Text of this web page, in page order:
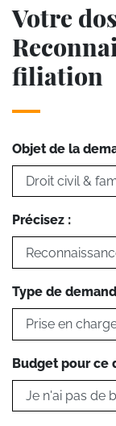
Votre
filiation
Objet de la
Précisez :
Type de
Budget pour ce